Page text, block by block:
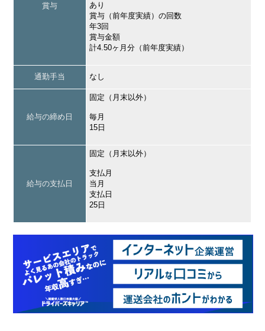
賞与
あり
賞与（前年度実績）の回数
年3回
賞与金額
計4.50ヶ月分（前年度実績）
通勤手当 なし
給与の締め日
固定（月末以外）
毎月
15日
給与の支払日
固定（月末以外）
支払月
当月
支払日
25日